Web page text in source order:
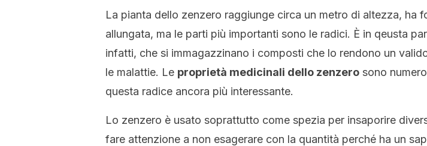
La pianta dello zenzero raggiunge circa un metro di altezza, ha
allungata, ma le parti più importanti sono le radici. È in qeusta
infatti, che si immagazzinano i composti che lo rendono un
le malattie. Le proprietà medicinali dello zenzero sono
questa radice ancora più interessante.
Lo zenzero è usato soprattutto come spezia per insaporire
fare attenzione a non esagerare con la quantità perché ha un